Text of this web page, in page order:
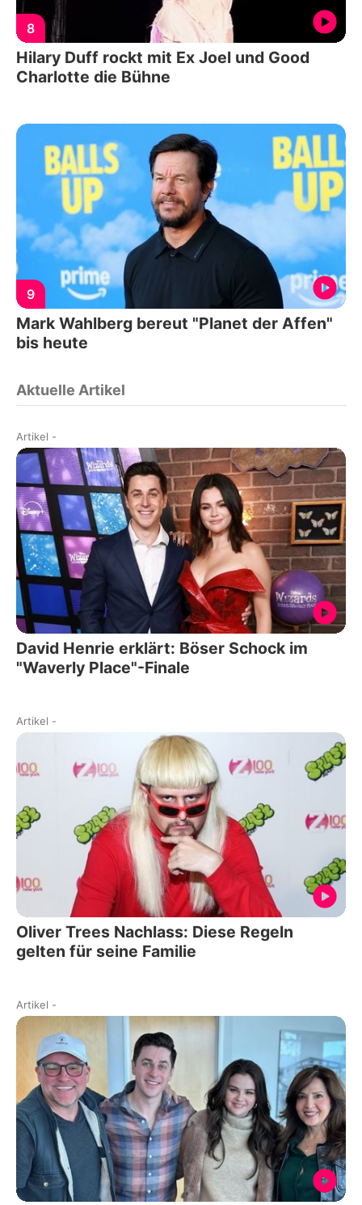
8
Hilary Duff rockt mit Ex Joel und Good
Charlotte die Bühne
9
Mark Wahlberg bereut "Planet der Affen"
bis heute
Aktuelle Artikel
Artikel -
David Henrie erklärt: Böser Schock im
"Waverly Place"-Finale
Artikel -
Oliver Trees Nachlass: Diese Regeln
gelten für seine Familie
Artikel -